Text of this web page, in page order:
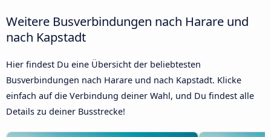
Weitere Busverbindungen nach Harare und
nach Kapstadt
Hier findest Du eine Übersicht der beliebtesten
Busverbindungen nach Harare und nach Kapstadt. Klicke
einfach auf die Verbindung deiner Wahl, und Du findest alle
Details zu deiner Busstrecke!